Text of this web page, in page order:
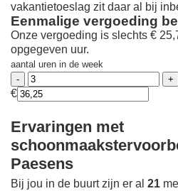
vakantietoeslag zit daar al bij
Eenmalige vergoeding
Onze vergoeding is slechts €
opgegeven uur.
aantal uren in de week
€
Ervaringen met
Paesens
Bij jou in de buurt zijn er al 21